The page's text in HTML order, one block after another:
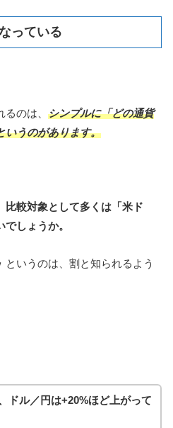
っている
のは、 シンプルに「どの通貨
いうのがあります。
比較対象として多くは「米ド
しょうか。
というのは、割と知られるよう
ドル／円は+20%ほど上がって